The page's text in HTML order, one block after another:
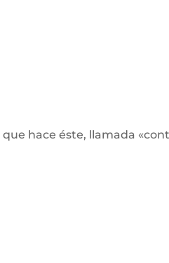
hace éste, llamada